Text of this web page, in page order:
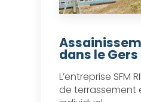
dans le Gers
L’entreprise SFM
de terrassement